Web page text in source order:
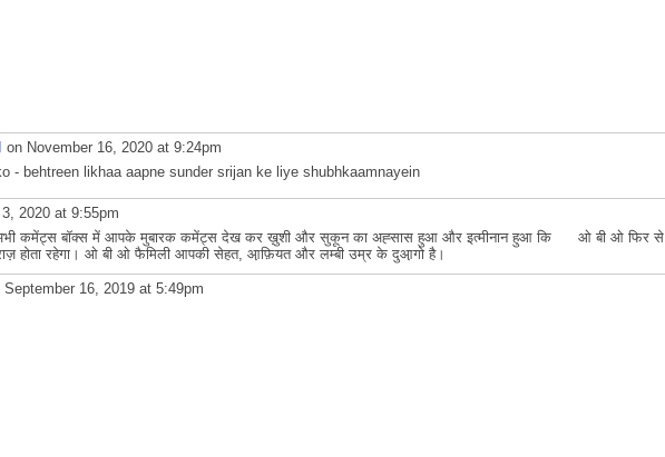
on November 16, 2020 at 9:24pm
- behtreen likhaa aapne sunder srijan ke liye shubhkaamnayein
2020 at 9:55pm
अभी कमेंट्स बॉक्स में आपके मुबारक कमेंट्स देख कर ख़ुशी और सुकून का अह्सास हुआ और इत्मीनान हुआ कि ओ बी ओ फिर से
होता रहेगा। ओ बी ओ फैमिली आपकी सेहत, आ़फ़ियत और लम्बी उम्र के दुआ़गो है।
September 16, 2019 at 5:49pm